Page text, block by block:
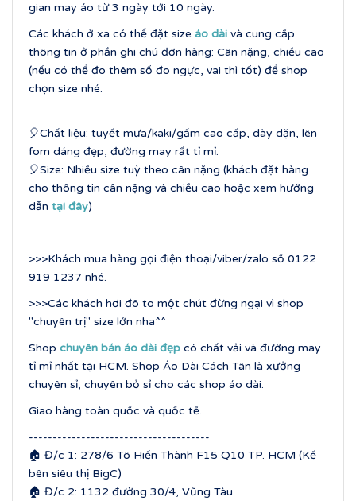
gian may áo từ 3 ngày tới 10 ngày.
Các khách ở xa có thể đặt size áo dài và cung cấp
thông tin ở phần ghi chú đơn hàng: Cân nặng, chiều cao
(nếu có thể đo thêm số đo ngực, vai thì tốt) để shop
chọn size nhé.
🎈Chất liệu: tuyết mưa/kaki/gấm cao cấp, dày dặn, lên
fom dáng đẹp, đường may rất tỉ mỉ.
🎈Size: Nhiều size tuỳ theo cân nặng (khách đặt hàng
cho thông tin cân nặng và chiều cao hoặc xem hướng
dẫn tại đây)
>>>Khách mua hàng gọi điện thoại/viber/zalo số 0122
919 1237 nhé.
>>>Các khách hơi đô to một chút đừng ngại vì shop
"chuyên trị" size lớn nha^^
Shop chuyên bán áo dài đẹp có chất vải và đường may
tỉ mỉ nhất tại HCM. Shop Áo Dài Cách Tân là xưởng
chuyên sỉ, chuyên bỏ sỉ cho các shop áo dài.
Giao hàng toàn quốc và quốc tế.
--------------------------------------
🏠 Đ/c 1: 278/6 Tô Hiến Thành F15 Q10 TP. HCM (Kế
bên siêu thị BigC)
🏠 Đ/c 2: 1132 đường 30/4, Vũng Tàu